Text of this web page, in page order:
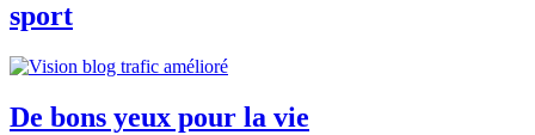
sport
De bons yeux pour la vie